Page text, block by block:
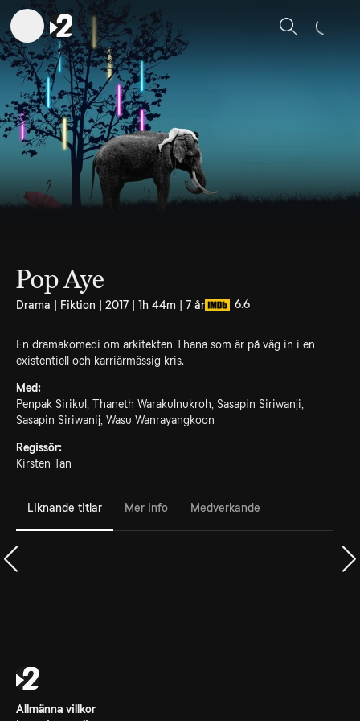
Sök
Pop Aye
Drama | Fiktion | 2017 | 1h 44m | 7 år 6.6
En dramakomedi om arkitekten Thana som är på väg in i en
existentiell och karriärmässig kris.
Med:
Penpak Sirikul, Thaneth Warakulnukroh, Sasapin Siriwanji,
Sasapin Siriwanij, Wasu Wanrayangkoon
Regissör:
Kirsten Tan
Liknande titlar Mer info Medverkande
Allmänna villkor